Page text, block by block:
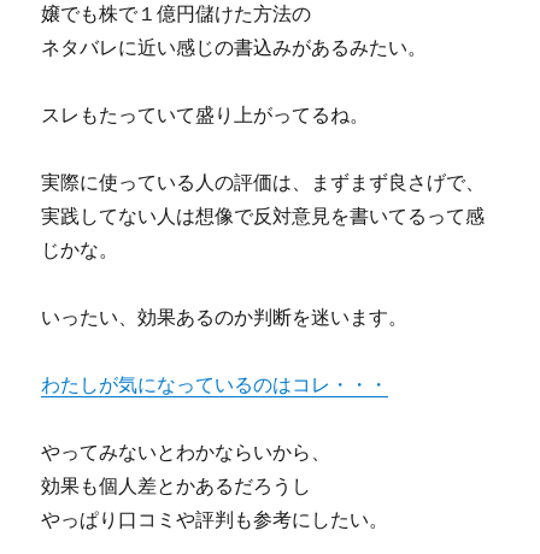
嬢でも株で１億円儲けた方法の
ネタバレに近い感じの書込みがあるみたい。
スレもたっていて盛り上がってるね。
実際に使っている人の評価は、まずまず良さげで、
実践してない人は想像で反対意見を書いてるって感
じかな。
いったい、効果あるのか判断を迷います。
わたしが気になっているのはコレ・・・
やってみないとわかならいから、
効果も個人差とかあるだろうし
やっぱり口コミや評判も参考にしたい。